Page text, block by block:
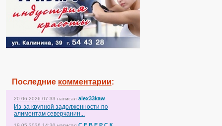
Последние комментарии:
20.06.2026 07:33 написал alex33kaw
Из-за крупной задолженности по
алиментам северчанин...